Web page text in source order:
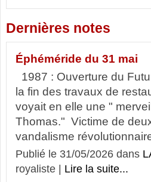
Dernières notes
Éphéméride du 31 mai
1987 : Ouverture du
la fin des travaux de
voyait en elle une "
Thomas." Victime de
vandalisme
Publié le 31/05/2026 dans
royaliste | Lire la suite...